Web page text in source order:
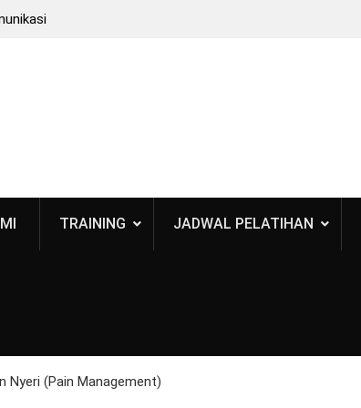
TRAINING JADWAL PELATIHAN
Nyeri (Pain Management)